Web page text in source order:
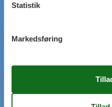
Statistik
Markedsføring